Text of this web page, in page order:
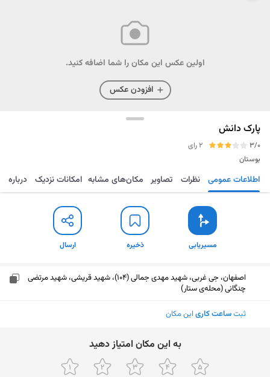
اولین عکس این مکان را شما اضافه کنید.
افزودن عکس
پارک دانش
3/0
2 رای
بوستان
مسیریابی ذخیره ارسال اطلاعات عمومی نظرات تصاویر مکان‌های مشابه امکانات نزدیک درباره
مسیریابی ذخیره ارسال
اصفهان، جی غربی، شهید مهدی جمالی (104)، شهید قریشی، شهید مرتضی
چنگانی (محله‌ی ستار)
ثبتساعت کاری این مکان
ﺑﻪ اﯾﻦ ﻣﮑﺎن اﻣﺘﯿﺎز دﻫﯿﺪ